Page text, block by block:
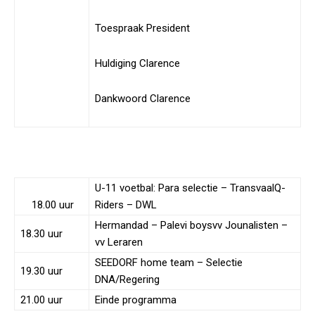
Toespraak President
Huldiging Clarence
Dankwoord Clarence
18.00 uur
U-11 voetbal: Para selectie – TransvaalQ-
Riders – DWL
18.30 uur
Hermandad – Palevi boysvv Jounalisten –
vv Leraren
19.30 uur
SEEDORF home team – Selectie
DNA/Regering
21.00 uur
Einde programma